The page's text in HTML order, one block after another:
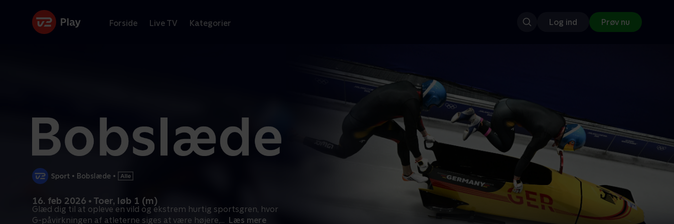
Forside Live TV Kategorier Log ind Prøv nu
• Bobslæde •
16. feb 2026 • Toer, løb 1 (m)
Glæd dig til at opleve en vild og ekstrem hurtig sportsgren, hvor
G-påvirkningen af atleterne siges at være højere,... Læs mere